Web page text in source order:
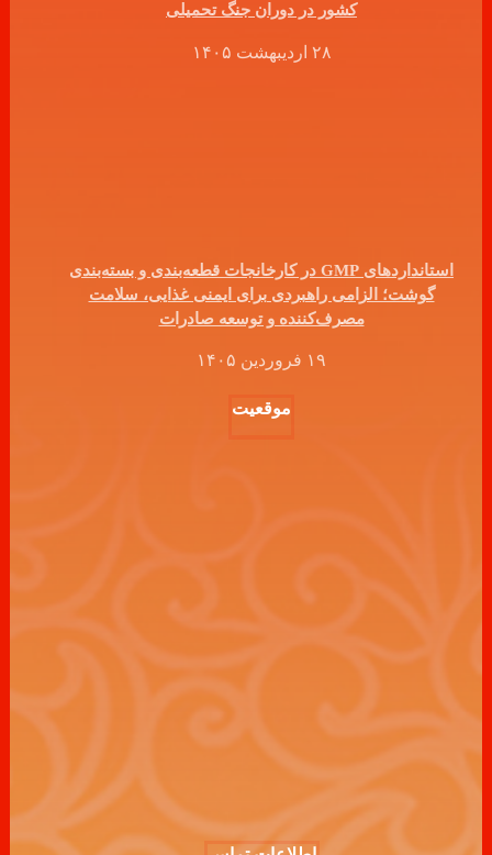
کشور در دوران جنگ تحمیلی
۲۸ اردیبهشت ۱۴۰۵
استانداردهای GMP در کارخانجات قطعه‌بندی و بسته‌بندی
گوشت؛ الزامی راهبردی برای ایمنی غذایی، سلامت
مصرف‌کننده و توسعه صادرات
۱۹ فروردین ۱۴۰۵
موقعیت